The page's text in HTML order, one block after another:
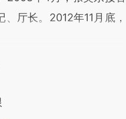
厅长。2012年11月底，